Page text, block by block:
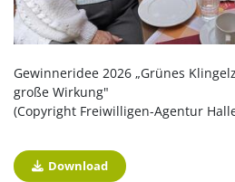
Gewinneridee 2026 „Grünes
große Wirkung"
(Copyright Freiwilligen-Agentur
Download